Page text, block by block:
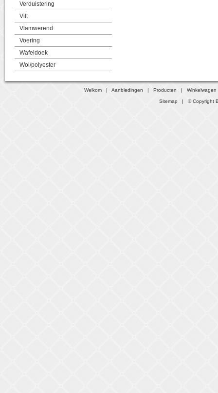
Verduistering
Vilt
Vlamwerend
Voering
Wafeldoek
Wol/polyester
Welkom |Aanbiedingen |Producten |Winkelwagen
Sitemap | © Copyright